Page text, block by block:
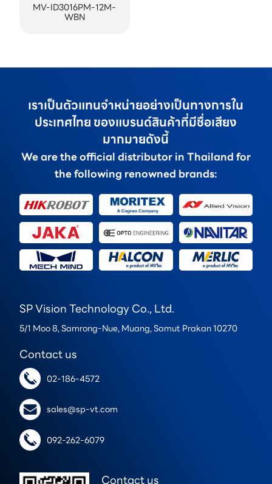
MV-ID3016PM-12M-
WBN
เราเป็นตัวแทนจำหน่ายอย่างเป็นทางการใน
ประเทศไทย ของแบรนด์สินค้าที่มีชื่อเสียง
มากมายดังนี้
We are the official distributor in Thailand for
the following renowned brands:
SP Vision Technology Co., Ltd.
5/1 Moo 8, Samrong-Nue, Muang, Samut Prakan 10270
Contact us
02-186-4572
sales@sp-vt.com
092-262-6079
Contact us